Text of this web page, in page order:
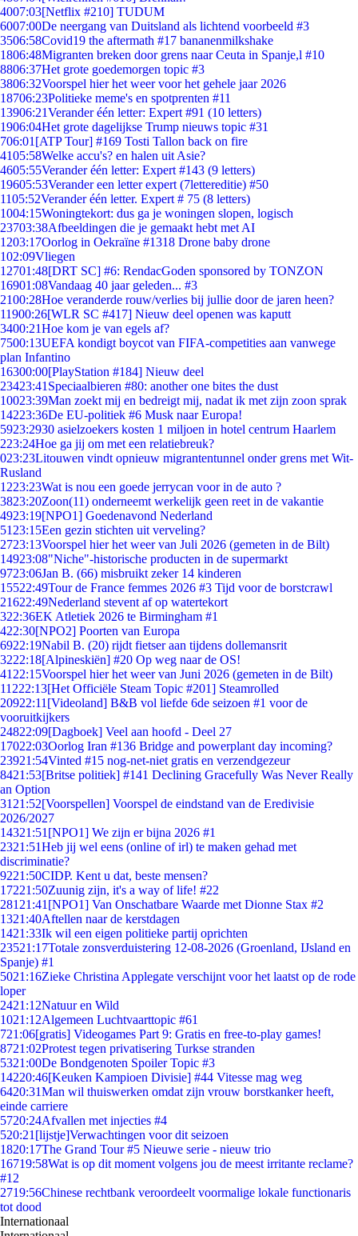
4007:03[Netflix #210] TUDUM
6007:00De neergang van Duitsland als lichtend voorbeeld #3
3506:58Covid19 the aftermath #17 bananenmilkshake
1806:48Migranten breken door grens naar Ceuta in Spanje,l #10
8806:37Het grote goedemorgen topic #3
3806:32Voorspel hier het weer voor het gehele jaar 2026
18706:23Politieke meme's en spotprenten #11
13906:21Verander één letter: Expert #91 (10 letters)
1906:04Het grote dagelijkse Trump nieuws topic #31
706:01 [ATP Tour] #169 Tosti Tallon back on fire
4105:58Welke accu's? en halen uit Asie?
4605:55Verander één letter: Expert #143 (9 letters)
19605:53Verander een letter expert (7lettereditie) #50
1105:52Verander één letter. Expert # 75 (8 letters)
1004:15Woningtekort: dus ga je woningen slopen, logisch
23703:38Afbeeldingen die je gemaakt hebt met AI
1203:17Oorlog in Oekraïne #1318 Drone baby drone
102:09Vliegen
12701:48[DRT SC] #6: RendacGoden sponsored by TONZON
16901:08Vandaag 40 jaar geleden... #3
2100:28Hoe veranderde rouw/verlies bij jullie door de jaren heen?
11900:26[WLR SC #417] Nieuw deel openen was kaputt
3400:21Hoe kom je van egels af?
7500:13UEFA kondigt boycot van FIFA-competities aan vanwege
plan Infantino
16300:00[PlayStation #184] Nieuw deel
23423:41 Speciaalbieren #80: another one bites the dust
10023:39Man zoekt mij en bedreigt mij, nadat ik met zijn zoon sprak
14223:36De EU-politiek #6 Musk naar Europa!
5923:2930 asielzoekers kosten 1 miljoen in hotel centrum Haarlem
223:24Hoe ga jij om met een relatiebreuk?
023:23Litouwen vindt opnieuw migrantentunnel onder grens met Wit-
Rusland
1223:23Wat is nou een goede jerrycan voor in de auto ?
3823:20Zoon(11) onderneemt werkelijk geen reet in de vakantie
4923:19[NPO1] Goedenavond Nederland
51 23:15Een gezin stichten uit verveling?
2723:13Voorspel hier het weer van Juli 2026 (gemeten in de Bilt)
14923:08"Niche"-historische producten in de supermarkt
9723:06Jan B. (66) misbruikt zeker 14 kinderen
15522:49Tour de France femmes 2026 #3 Tijd voor de borstcrawl
21622:49Nederland stevent af op watertekort
322:36EK Atletiek 2026 te Birmingham #1
422:30[NPO2] Poorten van Europa
6922:19Nabil B. (20) rijdt fietser aan tijdens dollemansrit
3222:18[Alpineskiën] #20 Op weg naar de OS!
41 22:15Voorspel hier het weer van Juni 2026 (gemeten in de Bilt)
11222:13[Het Officiële Steam Topic #201] Steamrolled
20922:11 [Videoland] B&B vol liefde 6de seizoen #1 voor de
vooruitkijkers
24822:09[Dagboek] Veel aan hoofd - Deel 27
17022:03Oorlog Iran #136 Bridge and powerplant day incoming?
23921:54Vinted #15 nog-net-niet gratis en verzendgezeur
8421:53[Britse politiek] #141 Declining Gracefully Was Never Really
an Option
31 21:52[Voorspellen] Voorspel de eindstand van de Eredivisie
2026/2027
14321:51 [NPO1] We zijn er bijna 2026 #1
2321:51Heb jij wel eens (online of irl) te maken gehad met
discriminatie?
9221:50CIDP. Kent u dat, beste mensen?
17221:50Zuunig zijn, it's a way of life! #22
281 21:41 [NPO1] Van Onschatbare Waarde met Dionne Stax #2
1321:40Aftellen naar de kerstdagen
1421:33Ik wil een eigen politieke partij oprichten
23521:17Totale zonsverduistering 12-08-2026 (Groenland, IJsland en
Spanje) #1
5021:16Zieke Christina Applegate verschijnt voor het laatst op de rode
loper
2421:12Natuur en Wild
1021:12Algemeen Luchtvaarttopic #61
721:06[gratis] Videogames Part 9: Gratis en free-to-play games!
8721:02Protest tegen privatisering Turkse stranden
5321:00De Bondgenoten Spoiler Topic #3
14220:46[Keuken Kampioen Divisie] #44 Vitesse mag weg
6420:31Man wil thuiswerken omdat zijn vrouw borstkanker heeft,
einde carriere
5720:24Afvallen met injecties #4
520:21 [lijstje]Verwachtingen voor dit seizoen
1820:17The Grand Tour #5 Nieuwe serie - nieuw trio
16719:58Wat is op dit moment volgens jou de meest irritante reclame?
#12
2719:56Chinese rechtbank veroordeelt voormalige lokale functionaris
tot dood
Internationaal